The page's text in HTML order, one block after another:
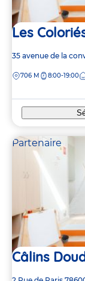
Les
Adresse
la
35 avenue de la
DISTANCE
706 M 8:00-19:00
Partenaire
Câlins